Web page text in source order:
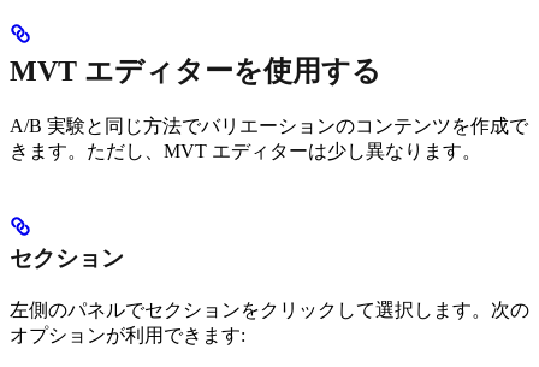
MVT エディターを使用する
A/B 実験と同じ方法でバリエーションのコンテンツを作成で
きます。ただし、MVT エディターは少し異なります。
セクション
左側のパネルでセクションをクリックして選択します。次の
オプションが利用できます: